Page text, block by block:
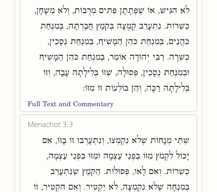
לֹא הִגִּישׁ, אוֹ שֶׁפְּתָתָן פִּתִּים מְרֻבּוֹת, וְלֹא מְשָׁחָן,
כְּשֵׁרוֹת. נִתְעָרֵב קֻמְצָהּ בְּקֹמֶץ חֲבֶרְתָּהּ, בְּמִנְחַת
כֹּהֲנִים, בְּמִנְחַת כֹּהֵן הַמָּשִׁיחַ, בְּמִנְחַת נְסָכִין,
כְּשֵׁרָה. רַבִּי יְהוּדָה אוֹמֵר, בְּמִנְחַת כֹּהֵן הַמָּשִׁיחַ
וּבְמִנְחַת נְסָכִין, פְּסוּלָה, שֶׁזּוֹ בְּלִילָתָהּ עָבָה, וְזוֹ
בְּלִילָתָהּ רַכָּה, וְהֵן בּוֹלְעוֹת זוֹ מִזּוֹ:
Full Text and Commentary
Menachot 3:3
שְׁתֵּי מְנָחוֹת שֶׁלֹּא נִקְמְצוּ, וְנִתְעָרְבוּ זוֹ בָזוֹ, אִם
יָכוֹל לִקְמֹץ מִזּוֹ בִּפְנֵי עַצְמָהּ וּמִזּוֹ בִּפְנֵי עַצְמָהּ,
כְּשֵׁרוֹת. וְאִם לָאו, פְּסוּלוֹת. הַקֹּמֶץ שֶׁנִּתְעָרֵב
בְּמִנְחָה שֶׁלֹּא נִקְמְצָה, לֹא יַקְטִיר. וְאִם הִקְטִיר, זוֹ